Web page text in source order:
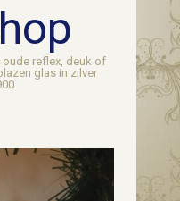
oude reflex, deuk of
glas in zilver